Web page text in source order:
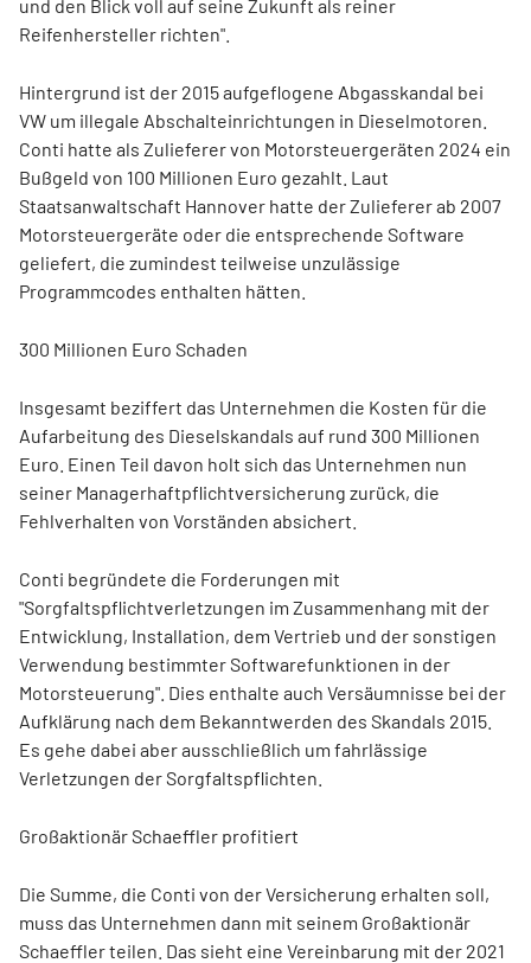
und den Blick voll auf seine Zukunft als reiner
Reifenhersteller richten".
Hintergrund ist der 2015 aufgeflogene Abgasskandal bei
VW um illegale Abschalteinrichtungen in Dieselmotoren.
Conti hatte als Zulieferer von Motorsteuergeräten 2024 ein
Bußgeld von 100 Millionen Euro gezahlt. Laut
Staatsanwaltschaft Hannover hatte der Zulieferer ab 2007
Motorsteuergeräte oder die entsprechende Software
geliefert, die zumindest teilweise unzulässige
Programmcodes enthalten hätten.
300 Millionen Euro Schaden
Insgesamt beziffert das Unternehmen die Kosten für die
Aufarbeitung des Dieselskandals auf rund 300 Millionen
Euro. Einen Teil davon holt sich das Unternehmen nun
seiner Managerhaftpflichtversicherung zurück, die
Fehlverhalten von Vorständen absichert.
Conti begründete die Forderungen mit
"Sorgfaltspflichtverletzungen im Zusammenhang mit der
Entwicklung, Installation, dem Vertrieb und der sonstigen
Verwendung bestimmter Softwarefunktionen in der
Motorsteuerung". Dies enthalte auch Versäumnisse bei der
Aufklärung nach dem Bekanntwerden des Skandals 2015.
Es gehe dabei aber ausschließlich um fahrlässige
Verletzungen der Sorgfaltspflichten.
Großaktionär Schaeffler profitiert
Die Summe, die Conti von der Versicherung erhalten soll,
muss das Unternehmen dann mit seinem Großaktionär
Schaeffler teilen. Das sieht eine Vereinbarung mit der 2021